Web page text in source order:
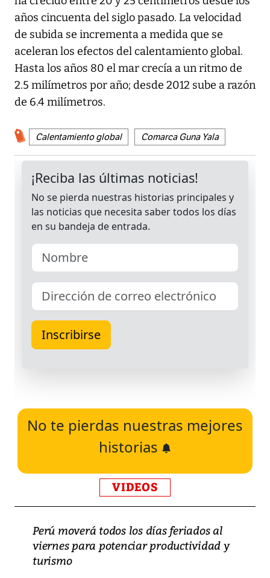
años cincuenta del siglo pasado. La velocidad
de subida se incrementa a medida que se
aceleran los efectos del calentamiento global.
Hasta los años 80 el mar crecía a un ritmo de
2.5 milímetros por año; desde 2012 sube a razón
de 6.4 milímetros.
Calentamiento global Comarca Guna Yala
No te pierdas nuestras mejores
historias
VIDEOS
Perú moverá todos los días feriados al
viernes para potenciar productividad y
turismo